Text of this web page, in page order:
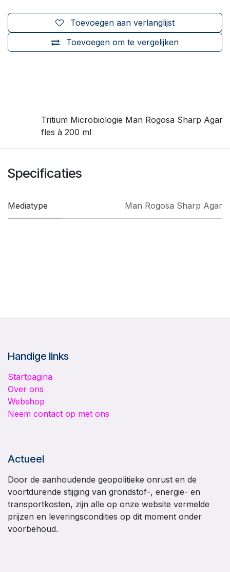
Toevoegen om te vergelijken
Toevoegen aan verlanglijst
Tritium Microbiologie Man Rogosa Sharp Agar
fles à 200 ml
Specificaties
Mediatype Man Rogosa Sharp Agar
Handige links
Startpagina
Over ons
Webshop
Neem contact op met ons
Actueel
Door de aanhoudende geopolitieke onrust en de
voortdurende stijging van grondstof-, energie- en
transportkosten, zijn alle op onze website vermelde
prijzen en leveringscondities op dit moment onder
voorbehoud.